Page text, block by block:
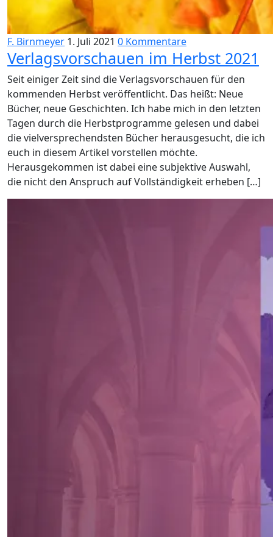
F. Birnmeyer 1. Juli 2021 0 Kommentare
Verlagsvorschauen im Herbst 2021
Seit einiger Zeit sind die Verlagsvorschauen für den
kommenden Herbst veröffentlicht. Das heißt: Neue
Bücher, neue Geschichten. Ich habe mich in den letzten
Tagen durch die Herbstprogramme gelesen und dabei
die vielversprechendsten Bücher herausgesucht, die ich
euch in diesem Artikel vorstellen möchte.
Herausgekommen ist dabei eine subjektive Auswahl,
die nicht den Anspruch auf Vollständigkeit erheben […]